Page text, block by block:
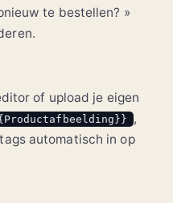
te bestellen? »
of upload je eigen
,
tags automatisch in op